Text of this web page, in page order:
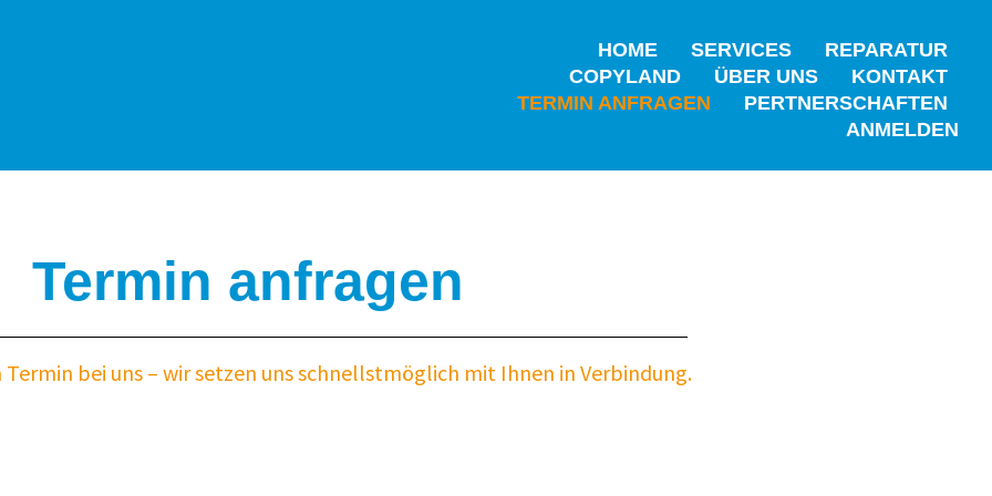
HOME SERVICES
REPARATUR
COPYLAND
ÜBER UNS
KONTAKT
TERMIN ANFRAGEN
PERTNERSCHAFTEN
ANMELDEN
Termin anfragen
Termin bei uns – wir setzen uns schnellstmöglich mit Ihnen in Verbindung.